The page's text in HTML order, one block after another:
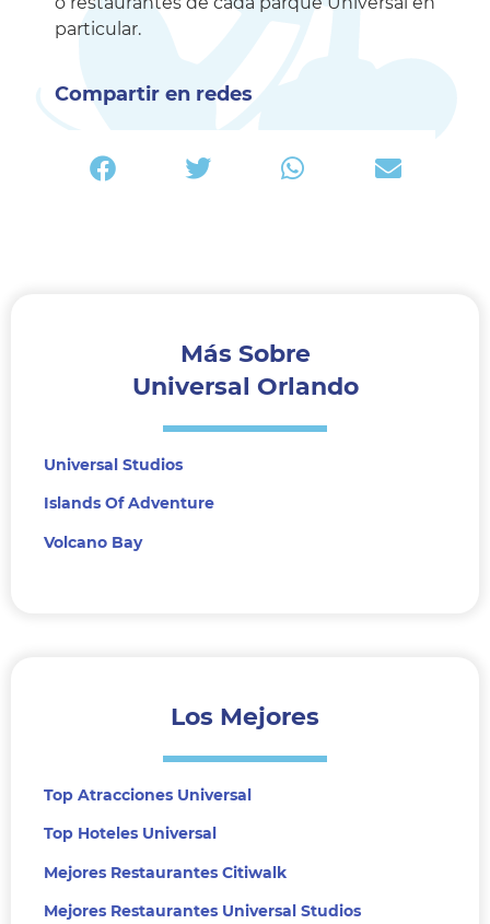
particular.
Compartir en redes
Más Sobre
Universal Orlando
Universal Studios
Islands Of Adventure
Volcano Bay
Los Mejores
Top Atracciones Universal
Top Hoteles Universal
Mejores Restaurantes Citiwalk
Mejores Restaurantes Universal Studios